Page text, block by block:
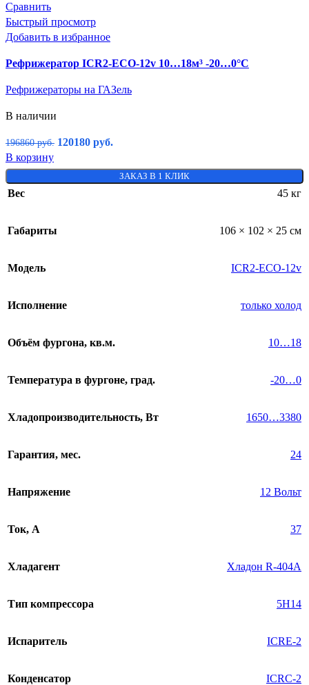
Сравнить
Быстрый просмотр
Добавить в избранное
Рефрижератор ICR2-ECO-12v 10…18м³ -20…0°C
Рефрижераторы на ГАЗель
В наличии
196860руб. 120180 руб.
В корзину
ЗАКАЗ В 1 КЛИК
Вес 45 кг
Габариты 106 × 102 × 25 см
Модель ICR2-ECO-12v
Исполнение только холод
Объём фургона, кв.м. 10…18
Температура в фургоне, град. -20…0
Хладопроизводительность, Вт 1650…3380
Гарантия, мес. 24
Напряжение 12 Вольт
Ток, А 37
Хладагент Хладон R-404A
Тип компрессора 5H14
Испаритель ICRE-2
Конденсатор ICRC-2